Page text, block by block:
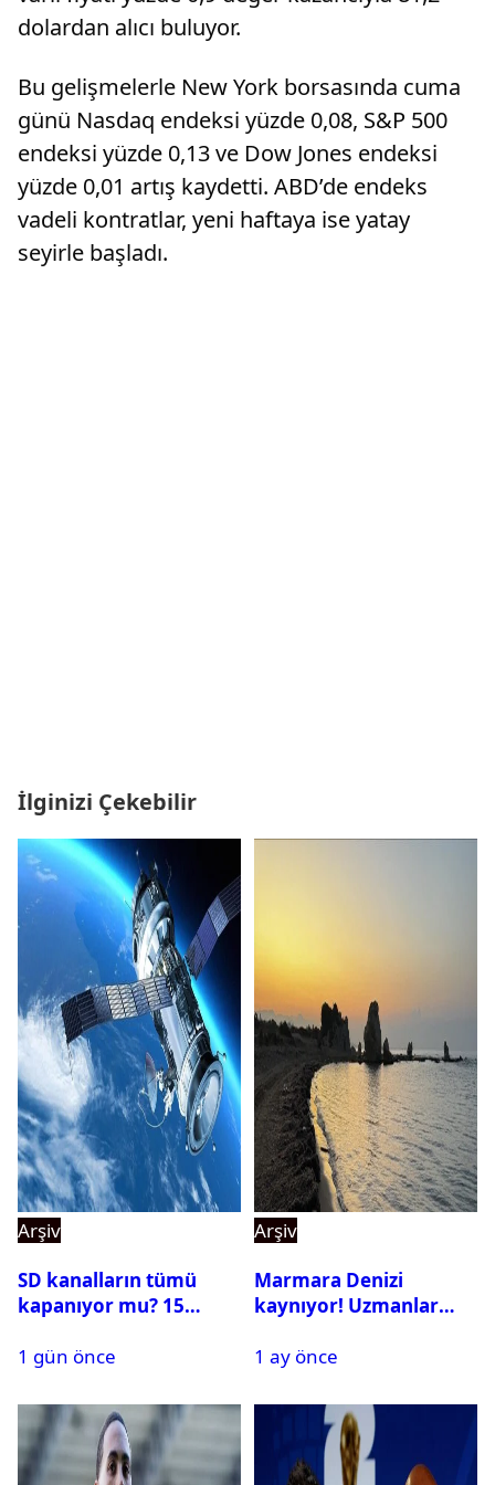
dolardan alıcı buluyor.
Bu gelişmelerle New York borsasında cuma
günü Nasdaq endeksi yüzde 0,08, S&P 500
endeksi yüzde 0,13 ve Dow Jones endeksi
yüzde 0,01 artış kaydetti. ABD’de endeks
vadeli kontratlar, yeni haftaya ise yatay
seyirle başladı.
İlginizi Çekebilir
Arşiv
SD kanalların tümü
kapanıyor mu? 15
yapılacak?
1 gün önce
Arşiv
Marmara Denizi
kaynıyor! Uzmanlar
1 ay önce